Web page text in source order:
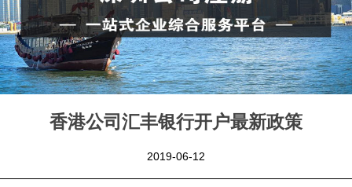
香港公司汇丰银行开户最新政策
2019-06-12